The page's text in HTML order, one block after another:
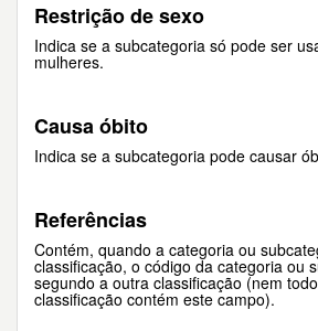
Restrição de sexo
Indica se a subcategoria só pode ser
mulheres.
Causa óbito
Indica se a subcategoria pode causar
Referências
Contém, quando a categoria ou
classificação, o código da categoria ou
segundo a outra classificação (nem
classificação contém este campo).